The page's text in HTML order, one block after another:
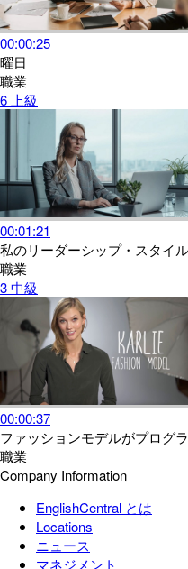
00:00:25
曜日
職業
6上級
00:01:21
私のリーダーシップ・スタイル
職業
3中級
00:00:37
ファッションモデルがプログ
職業
Company Information
EnglishCentral とは
Locations
ニュース
マネジメント